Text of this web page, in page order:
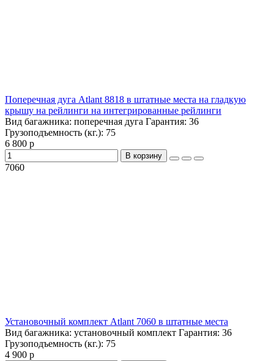
Поперечная дуга Atlant 8818 в штатные места на гладкую
крышу на рейлинги на интегрированные рейлинги
Вид багажника: поперечная дуга Гарантия: 36
Грузоподъемность (кг.): 75
6 800 р
В корзину
7060
Установочный комплект Atlant 7060 в штатные места
Вид багажника: установочный комплект Гарантия: 36
Грузоподъемность (кг.): 75
4 900 р